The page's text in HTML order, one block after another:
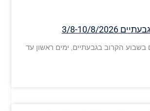
8-10/8/2026
בשבוע הקרוב בגבעתיים, ימים ראשון עד